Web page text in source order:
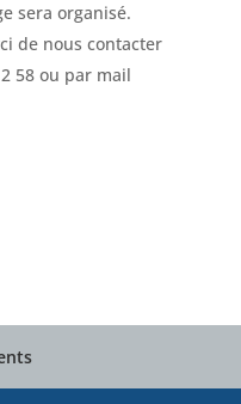
sera organisé.
de nous contacter
58 ou par mail